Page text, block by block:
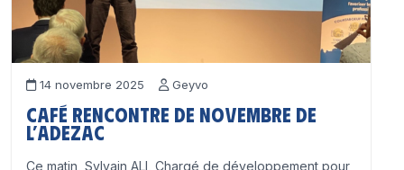
14 novembre 2025 Geyvo
Café Rencontre de Novembre de
l’ADEZAC
Ce matin, Sylvain ALI, Chargé de développement pour